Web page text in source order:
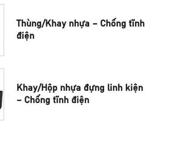
Thùng/Khay nhựa – Chống tĩnh
điện
Khay/Hộp nhựa đựng linh kiện
– Chống tĩnh điện